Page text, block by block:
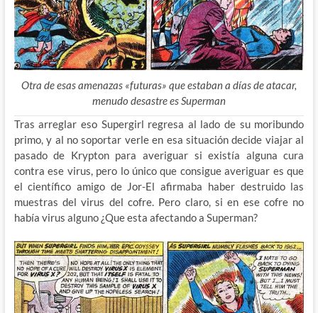
Otra de esas amenazas «futuras» que estaban a días de atacar,
menudo desastre es Superman
Tras arreglar eso Supergirl regresa al lado de su moribundo
primo, y al no soportar verle en esa situación decide viajar al
pasado de Krypton para averiguar si existía alguna cura
contra ese virus, pero lo único que consigue averiguar es que
el científico amigo de Jor-El afirmaba haber destruido las
muestras del virus del cofre. Pero claro, si en ese cofre no
había virus alguno ¿Que esta afectando a Superman?